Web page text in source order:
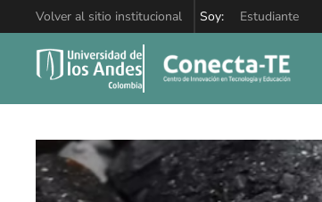
Skip to main content
Volver al sitio institucional Soy: Estudiante